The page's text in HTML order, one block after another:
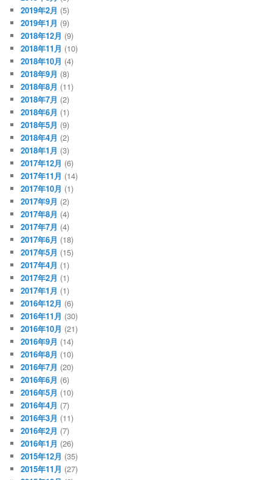
2019年2月 (5)
2019年1月 (9)
2018年12月 (9)
2018年11月 (10)
2018年10月 (4)
2018年9月 (8)
2018年8月 (11)
2018年7月 (2)
2018年6月 (1)
2018年5月 (9)
2018年4月 (2)
2018年1月 (3)
2017年12月 (6)
2017年11月 (14)
2017年10月 (1)
2017年9月 (2)
2017年8月 (4)
2017年7月 (4)
2017年6月 (18)
2017年5月 (15)
2017年4月 (1)
2017年2月 (1)
2017年1月 (1)
2016年12月 (6)
2016年11月 (30)
2016年10月 (21)
2016年9月 (14)
2016年8月 (10)
2016年7月 (20)
2016年6月 (6)
2016年5月 (10)
2016年4月 (7)
2016年3月 (11)
2016年2月 (7)
2016年1月 (26)
2015年12月 (35)
2015年11月 (27)